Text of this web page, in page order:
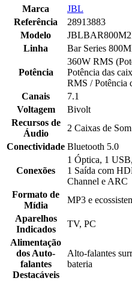
Marca
JBL
Referência
28913883
Modelo
Linha
Bar Series
Potência
360W RMS
Potência das
RMS / Potência
Canais
7.1
Voltagem
Bivolt
Recursos de
Áudio
2 Caixas de
Conectividade Bluetooth 5.0
Conexões
1 Óptica, 1
1 Saída com
Channel e ARC
Formato de
Mídia
MP3 e
Aparelhos
Indicados
TV, PC
Alimentação
dos Auto-
falantes
Destacáveis
Alto-falantes
bateria